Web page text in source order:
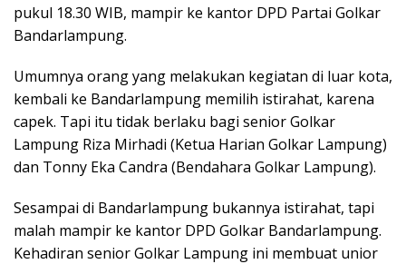
pukul 18.30 WIB, mampir ke kantor DPD Partai Golkar
Bandarlampung.
Umumnya orang yang melakukan kegiatan di luar kota,
kembali ke Bandarlampung memilih istirahat, karena
capek. Tapi itu tidak berlaku bagi senior Golkar
Lampung Riza Mirhadi (Ketua Harian Golkar Lampung)
dan Tonny Eka Candra (Bendahara Golkar Lampung).
Sesampai di Bandarlampung bukannya istirahat, tapi
malah mampir ke kantor DPD Golkar Bandarlampung.
Kehadiran senior Golkar Lampung ini membuat unior